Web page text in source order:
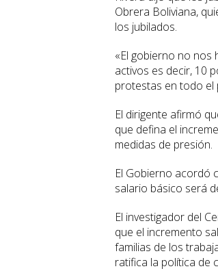
Obrera Boliviana,
los jubilados.
«El gobierno no nos
activos es decir, 10
protestas en todo el
El dirigente afirmó
que defina el
medidas de presión.
El Gobierno acordó
salario básico será
El investigador del
que el incremento
familias de los
ratifica la política de